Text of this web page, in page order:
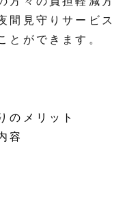
間見守りサービス
とができます。
のメリット
容